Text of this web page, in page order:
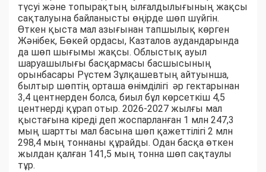
түсуі және топырақтың ылғалдылығының жақсы
сақталуына байланысты өңірде шөп шүйгін.
Өткен қыста мал азығынан тапшылық көрген
Жәнібек, Бөкей ордасы, Казталов аудандарында
да шөп шығымы жақсы. Облыстық ауыл
шаруашылығы басқармасы басшысының
орынбасары Рүстем Зұлқашевтың айтуынша,
былтыр шөптің орташа өнімділігі әр гектарынан
3,4 центнерден болса, биыл бұл көрсеткіш 4,5
центнерді құрап отыр. 2026-2027 жылғы мал
қыстағына кіреді деп жоспарланған 1 млн 247,3
мың шартты мал басына шөп қажеттілігі 2 млн
298,4 мың тоннаны құрайды. Одан басқа өткен
жылдан қалған 141,5 мың тонна шөп сақтаулы
тұр.